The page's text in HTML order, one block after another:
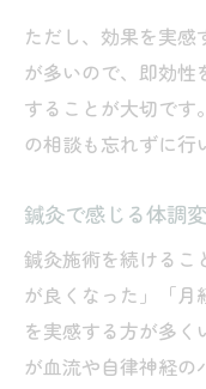
ただし、効果を実
が多いので、即効
することが大切です
の相談も忘れずに行
鍼灸で感じる体調
鍼灸施術を続けるこ
が良くなった」「
を実感する方が多
が血流や自律神経